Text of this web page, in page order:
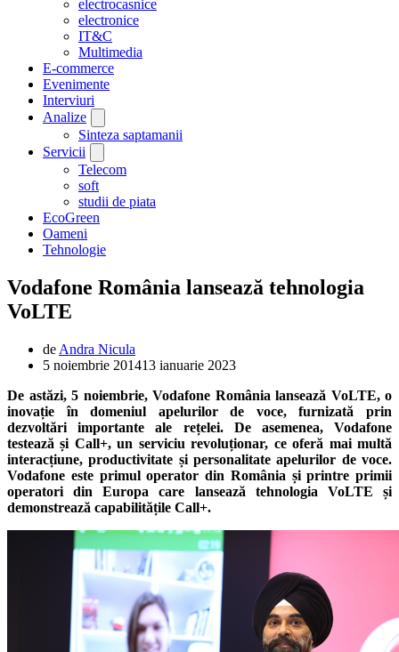
electrocasnice
electronice
IT&C
Multimedia
E-commerce
Evenimente
Interviuri
Analize
Sinteza saptamanii
Servicii
Telecom
soft
studii de piata
EcoGreen
Oameni
Tehnologie
Vodafone România lansează tehnologia
VoLTE
de Andra Nicula
5 noiembrie 201413 ianuarie 2023
De astăzi, 5 noiembrie, Vodafone România lansează VoLTE, o
inovație în domeniul apelurilor de voce, furnizată prin
dezvoltări importante ale rețelei. De asemenea, Vodafone
testează și Call+, un serviciu revoluționar, ce oferă mai multă
interacțiune, productivitate și personalitate apelurilor de voce.
Vodafone este primul operator din România și printre primii
operatori din Europa care lansează tehnologia VoLTE și
demonstrează capabilitățile Call+.